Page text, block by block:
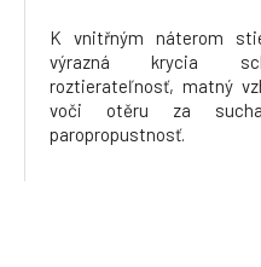
K vnitřným náterom
výrazná krycia
roztierateľnosť, matný
voči otěru za
paropropustnosť.